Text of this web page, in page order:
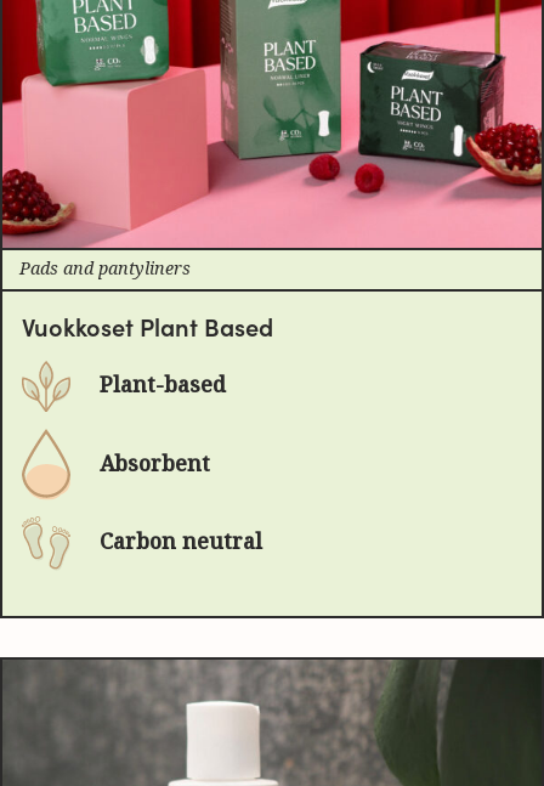
Pads and pantyliners
Vuokkoset Plant Based
Plant-based
Absorbent
Carbon neutral